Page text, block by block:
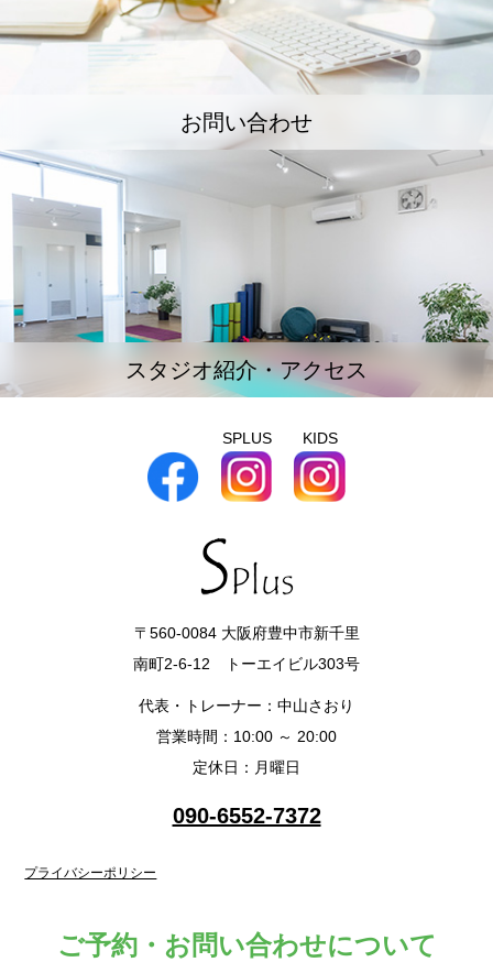
お問い合わせ
スタジオ紹介・アクセス
SPLUS KIDS
〒560-0084 大阪府豊中市新千里
南町2-6-12 トーエイビル303号
代表・トレーナー：中山さおり
営業時間：10:00 ～ 20:00
定休日：月曜日
090-6552-7372
プライバシーポリシー
ご予約・お問い合わせについて